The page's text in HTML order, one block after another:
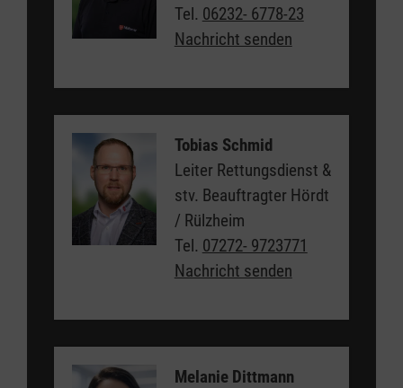
Tel. 06232- 6778-23
Nachricht senden
Tobias Schmid
Leiter Rettungsdienst &
stv. Beauftragter Hördt
/ Rülzheim
Tel. 07272- 9723771
Nachricht senden
Melanie Dittmann